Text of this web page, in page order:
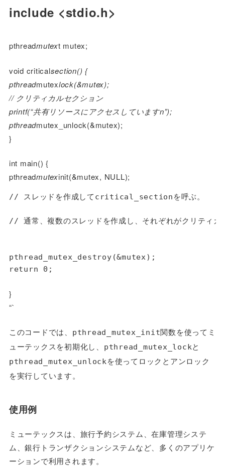
include <stdio.h>
pthreadmutext mutex;
void criticalsection() {
pthreadmutexlock(&mutex);
// クリティカルセクション
printf(“共有リソースにアクセスしていますn”);
pthreadmutex_unlock(&mutex);
}
int main() {
pthreadmutexinit(&mutex, NULL);
// スレッドを作成してcritical_sectionを呼ぶ。
// 通常、複数のスレッドを作成し、それぞれがクリティカ
pthread_mutex_destroy(&mutex);
return 0;
}
“`
このコードでは、 pthread_mutex_init関数を使ってミ
ューテックスを初期化し、
pthread_mutex_lockと
pthread_mutex_unlockを使ってロックとアンロック
を実行しています。
使用例
ミューテックスは、旅行予約システム、在庫管理システ
ム、銀行トランザクションシステムなど、多くのアプリケ
ーションで利用されます。